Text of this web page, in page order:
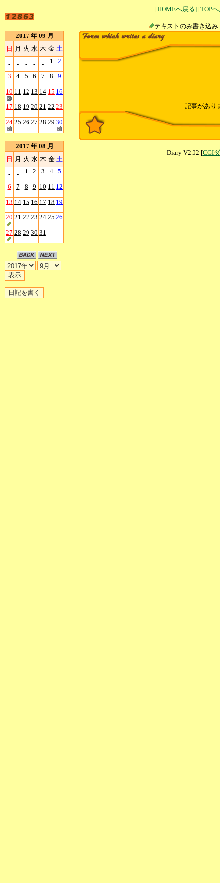
[HOMEへ戻る] [TOP
テキストのみ書
2017 年 09 月
日 月 火 水 木 金 土
- - - - - 1 2
3 4 5 6 7 8 9
10 11 12 13 14 15 16
17 18 19 20 21 22 23
24 25 26 27 28 29 30
2017 年 08 月
日 月 火 水 木 金 土
- - 1 2 3 4 5
6 7 8 9 10 11 12
13 14 15 16 17 18 19
20 21 22 23 24 25 26
27 28 29 30 31 - -
記事があり
Diary V2.02 [CGI